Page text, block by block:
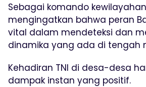
Sebagai komando
mengingatkan bahwa peran
vital dalam mendeteksi dan
dinamika yang ada di tengah
Kehadiran TNI di desa-desa
dampak instan yang positif.